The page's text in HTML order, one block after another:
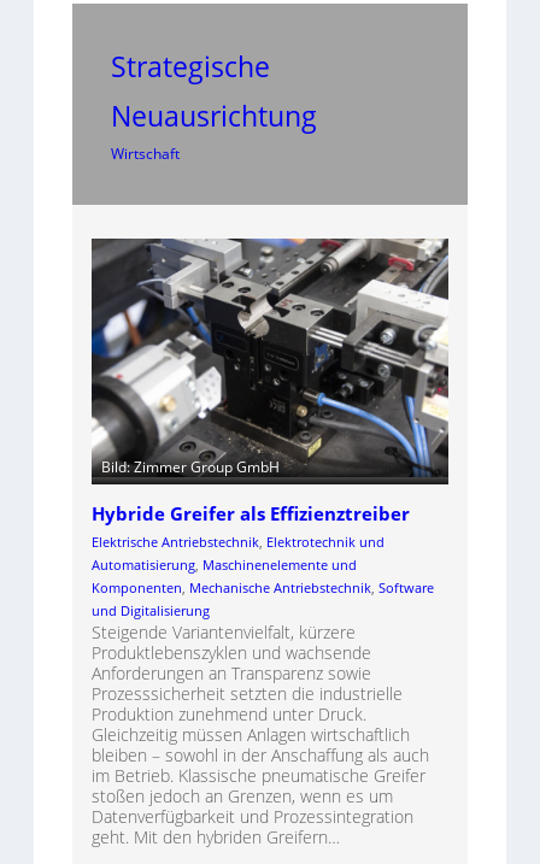
Strategische
Neuausrichtung
Wirtschaft
Bild: Zimmer Group GmbH
Hybride Greifer als Effizienztreiber
Elektrische Antriebstechnik, Elektrotechnik und
Automatisierung, Maschinenelemente und
Komponenten Mechanische Antriebstechnik, Software
und Digitalisierung
Steigende Variantenvielfalt, kürzere
Produktlebenszyklen und wachsende
Anforderungen an Transparenz sowie
Prozesssicherheit setzten die industrielle
Produktion zunehmend unter Druck.
Gleichzeitig müssen Anlagen wirtschaftlich
bleiben – sowohl in der Anschaffung als auch
im Betrieb. Klassische pneumatische Greifer
stoßen jedoch an Grenzen, wenn es um
Datenverfügbarkeit und Prozessintegration
geht. Mit den hybriden Greifern…